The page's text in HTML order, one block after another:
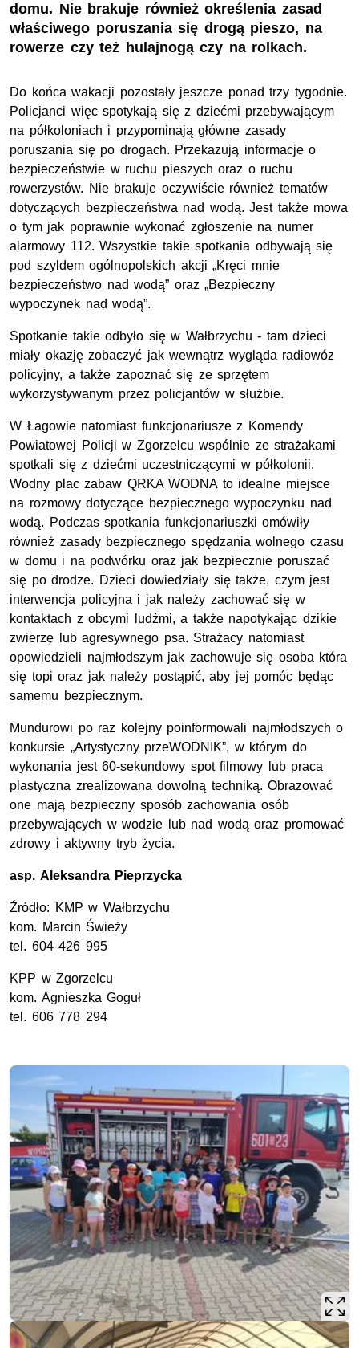
domu. Nie brakuje również określenia zasad
właściwego poruszania się drogą pieszo, na
rowerze czy też hulajnogą czy na rolkach.
Do końca wakacji pozostały jeszcze ponad trzy tygodnie.
Policjanci więc spotykają się z dziećmi przebywającym
na półkoloniach i przypominają główne zasady
poruszania się po drogach. Przekazują informacje o
bezpieczeństwie w ruchu pieszych oraz o ruchu
rowerzystów. Nie brakuje oczywiście również tematów
dotyczących bezpieczeństwa nad wodą. Jest także mowa
o tym jak poprawnie wykonać zgłoszenie na numer
alarmowy 112. Wszystkie takie spotkania odbywają się
pod szyldem ogólnopolskich akcji „Kręci mnie
bezpieczeństwo nad wodą” oraz „Bezpieczny
wypoczynek nad wodą”.
Spotkanie takie odbyło się w Wałbrzychu - tam dzieci
miały okazję zobaczyć jak wewnątrz wygląda radiowóz
policyjny, a także zapoznać się ze sprzętem
wykorzystywanym przez policjantów w służbie.
W Łagowie natomiast funkcjonariusze z Komendy
Powiatowej Policji w Zgorzelcu wspólnie ze strażakami
spotkali się z dziećmi uczestniczącymi w półkolonii.
Wodny plac zabaw QRKA WODNA to idealne miejsce
na rozmowy dotyczące bezpiecznego wypoczynku nad
wodą. Podczas spotkania funkcjonariuszki omówiły
również zasady bezpiecznego spędzania wolnego czasu
w domu i na podwórku oraz jak bezpiecznie poruszać
się po drodze. Dzieci dowiedziały się także, czym jest
interwencja policyjna i jak należy zachować się w
kontaktach z obcymi ludźmi, a także napotykając dzikie
zwierzę lub agresywnego psa. Strażacy natomiast
opowiedzieli najmłodszym jak zachowuje się osoba która
się topi oraz jak należy postąpić, aby jej pomóc będąc
samemu bezpiecznym.
Mundurowi po raz kolejny poinformowali najmłodszych o
konkursie „Artystyczny przeWODNIK”, w którym do
wykonania jest 60-sekundowy spot filmowy lub praca
plastyczna zrealizowana dowolną techniką. Obrazować
one mają bezpieczny sposób zachowania osób
przebywających w wodzie lub nad wodą oraz promować
zdrowy i aktywny tryb życia.
asp. Aleksandra Pieprzycka
Źródło: KMP w Wałbrzychu
kom. Marcin Świeży
tel. 604 426 995
KPP w Zgorzelcu
kom. Agnieszka Goguł
tel. 606 778 294